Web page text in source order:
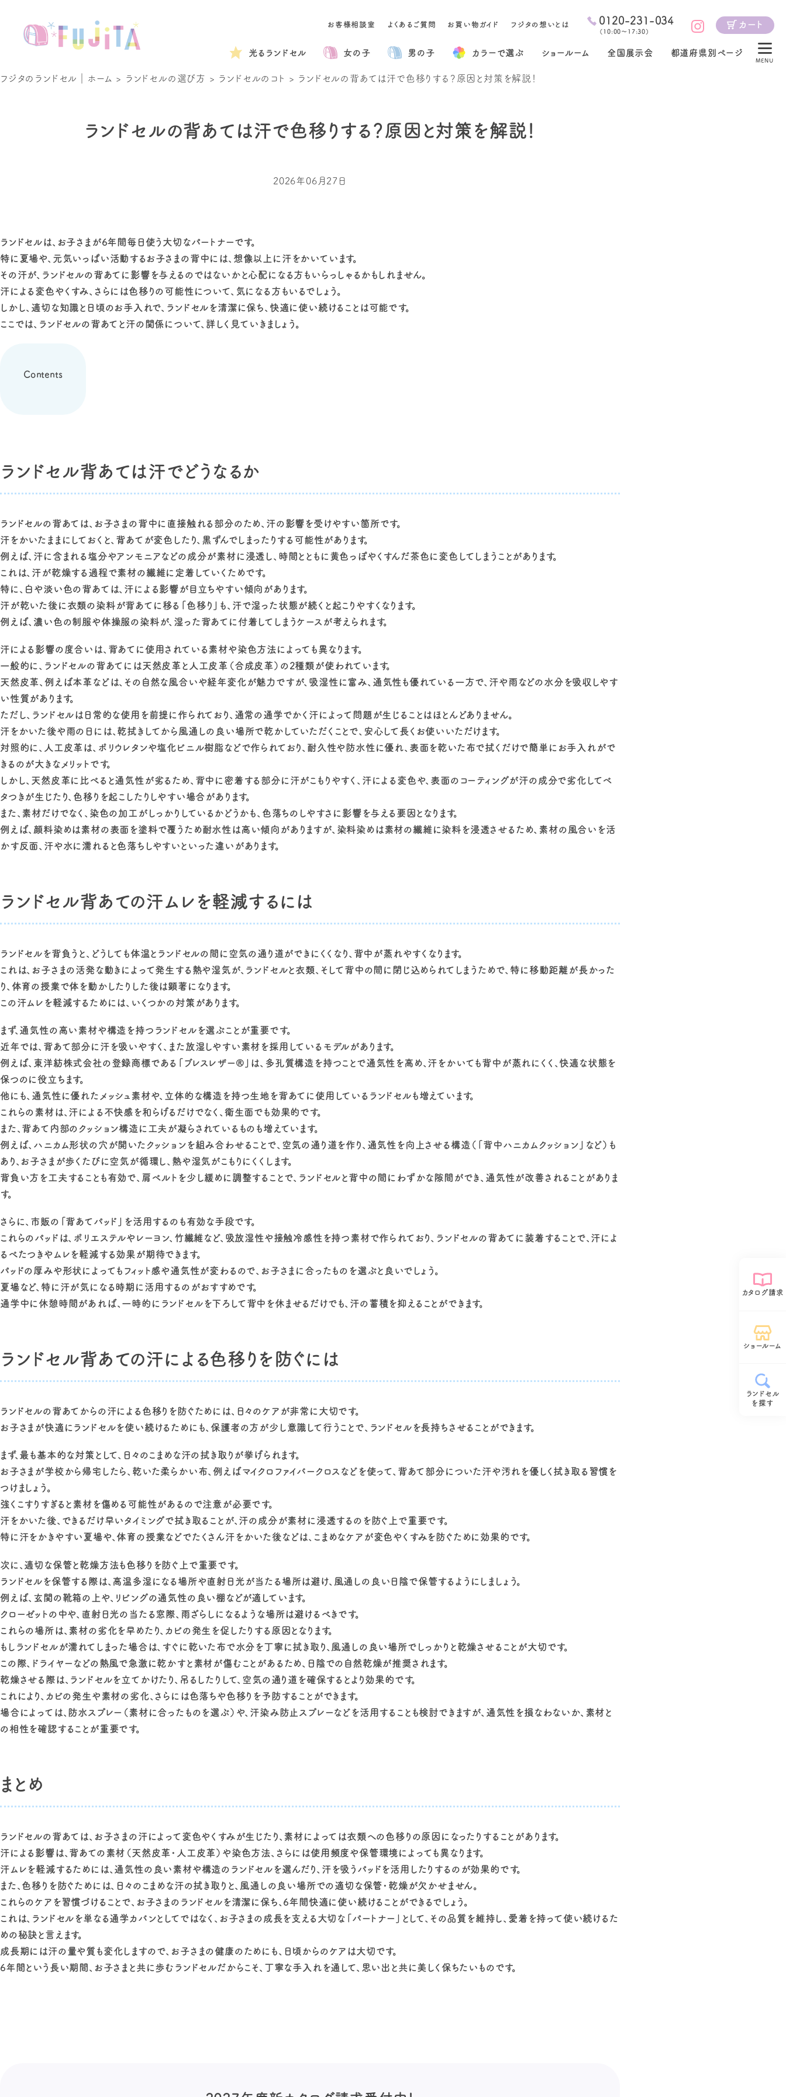
お客様相談室 よくあるご質問 お買い物ガイド フジタの想いとは 0120-231-034
（ 10:00～17:30 ）
カート
光るランドセル 女の子 男の子 カラー で選ぶ ショールーム 全国展示会 都道府県別ページ
MENU
カタログ請求
ショールーム
ランドセル
を探す
フジタのランドセル｜ホーム > ランドセルの選び方 > ランドセルのコト > ランドセルの背あては汗で色移りする？原因と対策を解説！
ランドセルの背あては汗で色移りする？原因と対策を解説！
2026年06月27日
ランドセルは、お子さまが6年間毎日使う大切なパートナーです。
特に夏場や、元気いっぱい活動するお子さまの背中には、想像以上に汗をかいています。
その汗が、ランドセルの背あてに影響を与えるのではないかと心配になる方もいらっしゃるかもしれません。
汗による変色やくすみ、さらには色移りの可能性について、気になる方もいるでしょう。
しかし、適切な知識と日頃のお手入れで、ランドセルを清潔に保ち、快適に使い続けることは可能です。
ここでは、ランドセルの背あてと汗の関係について、詳しく見ていきましょう。
Contents
ランドセル背あては汗でどうなるか
ランドセルの背あては、お子さまの背中に直接触れる部分のため、汗の影響を受けやすい箇所です。
汗をかいたままにしておくと、背あてが変色したり、黒ずんでしまったりする可能性があります。
例えば、汗に含まれる塩分やアンモニアなどの成分が素材に浸透し、時間とともに黄色っぽやくすんだ茶色に変色してしまうことがあります。
これは、汗が乾燥する過程で素材の繊維に定着していくためです。
特に、白や淡い色の背あては、汗による影響が目立ちやすい傾向があります。
汗が乾いた後に衣類の染料が背あてに移る「色移り」も、汗で湿った状態が続くと起こりやすくなります。
例えば、濃い色の制服や体操服の染料が、湿った背あてに付着してしまうケースが考えられます。
汗による影響の度合いは、背あてに使用されている素材や染色方法によっても異なります。
一般的に、ランドセルの背あてには天然皮革と人工皮革（合成皮革）の2種類が使われています。
天然皮革、例えば本革などは、その自然な風合いや経年変化が魅力ですが、吸湿性に富み、通気性も優れている一方で、汗や雨などの水分を吸収しやす
い性質があります。
ただし、ランドセルは日常的な使用を前提に作られており、通常の通学でかく汗によって問題が生じることはほとんどありません。
汗をかいた後や雨の日には、乾拭きしてから風通しの良い場所で乾かしていただくことで、安心して長くお使いいただけます。
対照的に、人工皮革は、ポリウレタンや塩化ビニル樹脂などで作られており、耐久性や防水性に優れ、表面を乾いた布で拭くだけで簡単にお手入れがで
きるのが大きなメリットです。
しかし、天然皮革に比べると通気性が劣るため、背中に密着する部分に汗がこもりやすく、汗による変色や、表面のコーティングが汗の成分で劣化してベ
タつきが生じたり、色移りを起こしたりしやすい場合があります。
また、素材だけでなく、染色の加工がしっかりしているかどうかも、色落ちのしやすさに影響を与える要因となります。
例えば、顔料染めは素材の表面を塗料で覆うため耐水性は高い傾向がありますが、染料染めは素材の繊維に染料を浸透させるため、素材の風合いを活
かす反面、汗や水に濡れると色落ちしやすいといった違いがあります。
ランドセル背あての汗ムレを軽減するには
ランドセルを背負うと、どうしても体温とランドセルの間に空気の通り道ができにくくなり、背中が蒸れやすくなります。
これは、お子さまの活発な動きによって発生する熱や湿気が、ランドセルと衣類、そして背中の間に閉じ込められてしまうためで、特に移動距離が長かった
り、体育の授業で体を動かしたりした後は顕著になります。
この汗ムレを軽減するためには、いくつかの対策があります。
まず、通気性の高い素材や構造を持つランドセルを選ぶことが重要です。
近年では、背あて部分に汗を吸いやすく、また放湿しやすい素材を採用しているモデルがあります。
例えば、東洋紡株式会社の登録商標である「ブレスレザー®」は、多孔質構造を持つことで通気性を高め、汗をかいても背中が蒸れにくく、快適な状態を
保つのに役立ちます。
他にも、通気性に優れたメッシュ素材や、立体的な構造を持つ生地を背あてに使用しているランドセルも増えています。
これらの素材は、汗による不快感を和らげるだけでなく、衛生面でも効果的です。
また、背あて内部のクッション構造に工夫が凝らされているものも増えています。
例えば、ハニカム形状の穴が開いたクッションを組み合わせることで、空気の通り道を作り、通気性を向上させる構造（「背中ハニカムクッション」など）も
あり、お子さまが歩くたびに空気が循環し、熱や湿気がこもりにくくします。
背負い方を工夫することも有効で、肩ベルトを少し緩めに調整することで、ランドセルと背中の間にわずかな隙間ができ、通気性が改善されることがありま
す。
さらに、市販の「背あてパッド」を活用するのも有効な手段です。
これらのパッドは、ポリエステルやレーヨン、竹繊維など、吸放湿性や接触冷感性を持つ素材で作られており、ランドセルの背あてに装着することで、汗によ
るべたつきやムレを軽減する効果が期待できます。
パッドの厚みや形状によってもフィット感や通気性が変わるので、お子さまに合ったものを選ぶと良いでしょう。
夏場など、特に汗が気になる時期に活用するのがおすすめです。
通学中に休憩時間があれば、一時的にランドセルを下ろして背中を休ませるだけでも、汗の蓄積を抑えることができます。
ランドセル背あての汗による色移りを防ぐには
ランドセルの背あてからの汗による色移りを防ぐためには、日々のケアが非常に大切です。
お子さまが快適にランドセルを使い続けるためにも、保護者の方が少し意識して行うことで、ランドセルを長持ちさせることができます。
まず、最も基本的な対策として、日々のこまめな汗の拭き取りが挙げられます。
お子さまが学校から帰宅したら、乾いた柔らかい布、例えばマイクロファイバークロスなどを使って、背あて部分についた汗や汚れを優しく拭き取る習慣を
つけましょう。
強くこすりすぎると素材を傷める可能性があるので注意が必要です。
汗をかいた後、できるだけ早いタイミングで拭き取ることが、汗の成分が素材に浸透するのを防ぐ上で重要です。
特に汗をかきやすい夏場や、体育の授業などでたくさん汗をかいた後などは、こまめなケアが変色やくすみを防ぐために効果的です。
次に、適切な保管と乾燥方法も色移りを防ぐ上で重要です。
ランドセルを保管する際は、高温多湿になる場所や直射日光が当たる場所は避け、風通しの良い日陰で保管するようにしましょう。
例えば、玄関の靴箱の上や、リビングの通気性の良い棚などが適しています。
クローゼットの中や、直射日光の当たる窓際、雨ざらしになるような場所は避けるべきです。
これらの場所は、素材の劣化を早めたり、カビの発生を促したりする原因となります。
もしランドセルが濡れてしまった場合は、すぐに乾いた布で水分を丁寧に拭き取り、風通しの良い場所でしっかりと乾燥させることが大切です。
この際、ドライヤーなどの熱風で急激に乾かすと素材が傷むことがあるため、日陰での自然乾燥が推奨されます。
乾燥させる際は、ランドセルを立てかけたり、吊るしたりして、空気の通り道を確保するとより効果的です。
これにより、カビの発生や素材の劣化、さらには色落ちや色移りを予防することができます。
場合によっては、防水スプレー（素材に合ったものを選ぶ）や、汗染み防止スプレーなどを活用することも検討できますが、通気性を損なわないか、素材と
の相性を確認することが重要です。
まとめ
ランドセルの背あては、お子さまの汗によって変色やくすみが生じたり、素材によっては衣類への色移りの原因になったりすることがあります。
汗による影響は、背あての素材（天然皮革・人工皮革）や染色方法、さらには使用頻度や保管環境によっても異なります。
汗ムレを軽減するためには、通気性の良い素材や構造のランドセルを選んだり、汗を吸うパッドを活用したりするのが効果的です。
また、色移りを防ぐためには、日々のこまめな汗の拭き取りと、風通しの良い場所での適切な保管・乾燥が欠かせません。
これらのケアを習慣づけることで、お子さまのランドセルを清潔に保ち、6年間快適に使い続けることができるでしょう。
これは、ランドセルを単なる通学カバンとしてではなく、お子さまの成長を支える大切な「パートナー」として、その品質を維持し、愛着を持って使い続けるた
めの秘訣と言えます。
成長期には汗の量や質も変化しますので、お子さまの健康のためにも、日頃からのケアは大切です。
6年間という長い期間、お子さまと共に歩むランドセルだからこそ、丁寧な手入れを通して、思い出と共に美しく保ちたいものです。